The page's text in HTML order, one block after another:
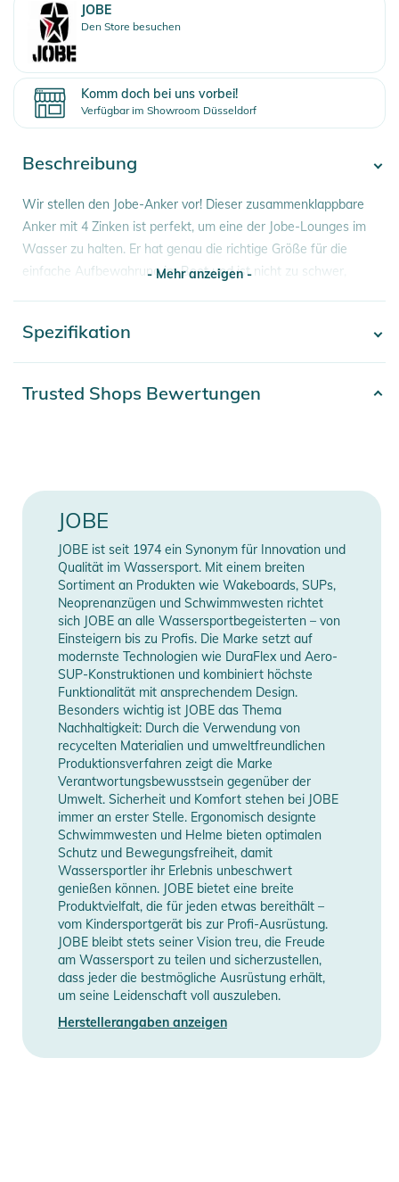
JOBE
Den Store besuchen
Komm doch bei uns vorbei!
Verfügbar im Showroom Düsseldorf
Beschreibung
Wir stellen den Jobe-Anker vor! Dieser zusammenklappbare
Anker mit 4 Zinken ist perfekt, um eine der Jobe-Lounges im
Wasser zu halten. Er hat genau die richtige Größe für die
einfache Aufbewahrung im Boot und ist nicht zu schwer,
einem Edelstahlhaken.
- Einschließlich: Tasche, Schwimmer und 4,5 m (14,9 Fuß) Seil
- Maße: 17 x 15,5cm | 6.7" x 6.1"
Produktinformationen und
Sicherheitshinweise
Gebrauchsanweisungen, Sicherheitshinweise und Warnungen
finden Sie direkt am Produkt.
- Mehr anzeigen -
Spezifikation
Manufacturer
Information
Herstellerangaben
anzeigen
Trusted Shops Bewertungen
JOBE
JOBE ist seit 1974 ein Synonym für Innovation und
Qualität im Wassersport. Mit einem breiten
Sortiment an Produkten wie Wakeboards, SUPs,
Neoprenanzügen und Schwimmwesten richtet
sich JOBE an alle Wassersportbegeisterten – von
Einsteigern bis zu Profis. Die Marke setzt auf
modernste Technologien wie DuraFlex und Aero-
SUP-Konstruktionen und kombiniert höchste
Funktionalität mit ansprechendem Design.
Besonders wichtig ist JOBE das Thema
Nachhaltigkeit: Durch die Verwendung von
recycelten Materialien und umweltfreundlichen
Produktionsverfahren zeigt die Marke
Verantwortungsbewusstsein gegenüber der
Umwelt. Sicherheit und Komfort stehen bei JOBE
immer an erster Stelle. Ergonomisch designte
Schwimmwesten und Helme bieten optimalen
Schutz und Bewegungsfreiheit, damit
Wassersportler ihr Erlebnis unbeschwert
genießen können. JOBE bietet eine breite
Produktvielfalt, die für jeden etwas bereithält –
vom Kindersportgerät bis zur Profi-Ausrüstung.
JOBE bleibt stets seiner Vision treu, die Freude
am Wassersport zu teilen und sicherzustellen,
dass jeder die bestmögliche Ausrüstung erhält,
um seine Leidenschaft voll auszuleben.
Herstellerangaben anzeigen